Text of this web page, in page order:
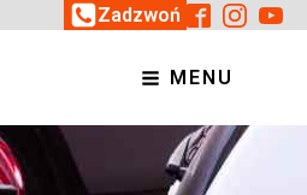
Zadzwoń
MENU